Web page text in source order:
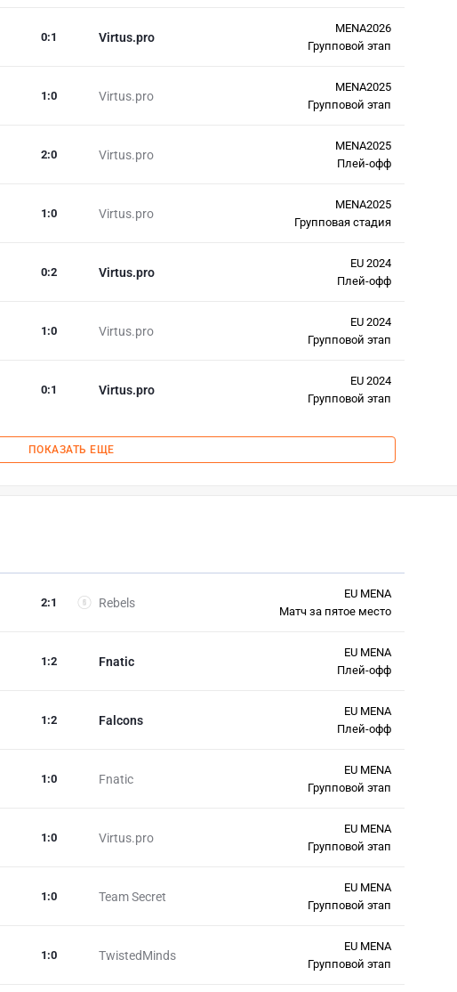
Virtus.pro
0:1
MENA2026
Групповой этап
Virtus.pro
1 :0
MENA2025
Групповой этап
Virtus.pro
2:0
MENA2025
Плей-офф
Virtus.pro
1 :0
MENA2025
Групповая стадия
Virtus.pro
0:2
EU 2024
Плей-офф
Virtus.pro
1 :0
EU 2024
Групповой этап
Virtus.pro
0:1
EU 2024
Групповой этап
ПОКАЗАТЬ ЕЩЕ
Rebels
2:1
EU MENA
Матч за пятое место
Fnatic
1 :2
EU MENA
Плей-офф
Falcons
1 :2
EU MENA
Плей-офф
Fnatic
1 :0
EU MENA
Групповой этап
Virtus.pro
1 :0
EU MENA
Групповой этап
Team Secret
1 :0
EU MENA
Групповой этап
TwistedMinds
1 :0
EU MENA
Групповой этап